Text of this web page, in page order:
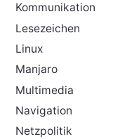
Kommunikation
Lesezeichen
Linux
Manjaro
Multimedia
Navigation
Netzpolitik